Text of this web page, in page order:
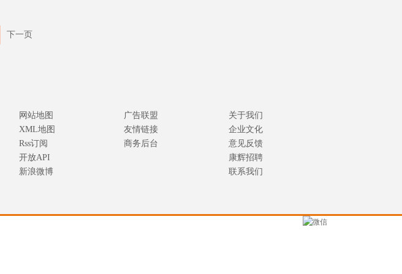
下一页
网站地图
XML地图
Rss订阅
开放API
新浪微博
广告联盟
友情链接
商务后台
关于我们
企业文化
意见反馈
康辉招聘
联系我们